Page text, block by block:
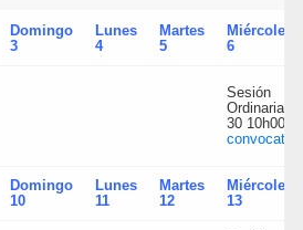
Domingo
3
Lunes
4
Martes
5
Miércoles
6
Sesión
Ordinaria N.
30 10h00
Domingo
10
Lunes
11
Martes
12
Miércoles
13